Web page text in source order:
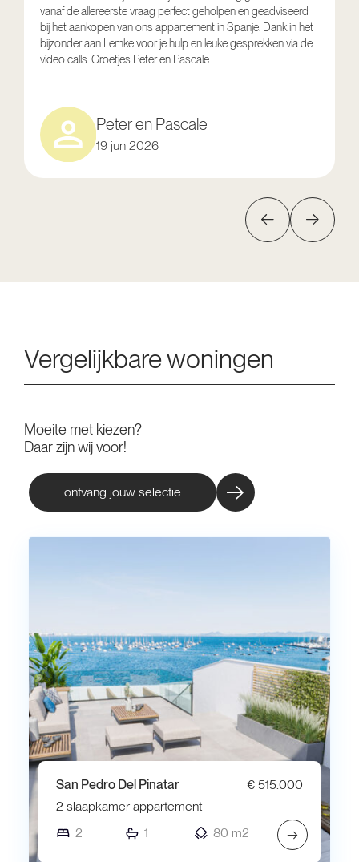
vanaf de allereerste vraag perfect geholpen en geadviseerd
bij het aankopen van ons appartement in Spanje. Dank in het
bijzonder aan Lemke voor je hulp en leuke gesprekken via de
video calls. Groetjes Peter en Pascale.
Peter en Pascale
19 jun 2026
Vergelijkbare woningen
Moeite met kiezen?
Daar zijn wij voor!
ontvang jouw selectie
San Pedro Del Pinatar
€ 515.000
2 slaapkamer appartement
2
1 80 m2 →